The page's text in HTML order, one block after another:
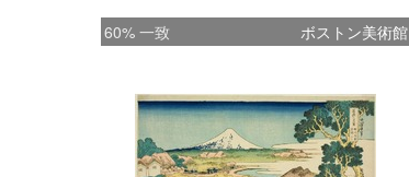
60% 一致 ボストン美術館